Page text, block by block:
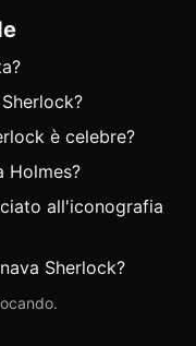
è celebre?
Holmes?
all'iconografia
Sherlock?